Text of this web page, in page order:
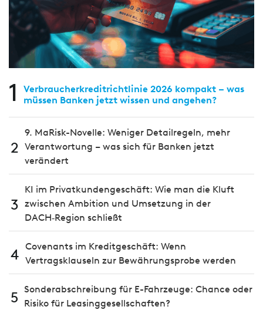
1
Verbraucherkreditrichtlinie 2026 kompakt – was
müssen Banken jetzt wissen und angehen?
2
9. MaRisk-Novelle: Weniger Detailregeln, mehr
Verantwortung – was sich für Banken jetzt
verändert
3
KI im Privatkundengeschäft: Wie man die Kluft
zwischen Ambition und Umsetzung in der
DACH‑Region schließt
4 Covenants im Kreditgeschäft: Wenn
Vertragsklauseln zur Bewährungsprobe werden
5 Sonderabschreibung für E-Fahrzeuge: Chance oder
Risiko für Leasinggesellschaften?